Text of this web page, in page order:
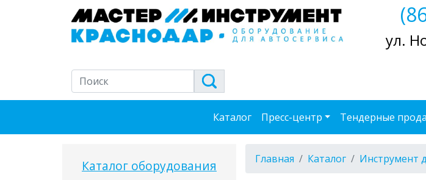
ул.
Каталог Пресс-центр Тендерные
Каталог оборудования Главная Каталог Инструмент